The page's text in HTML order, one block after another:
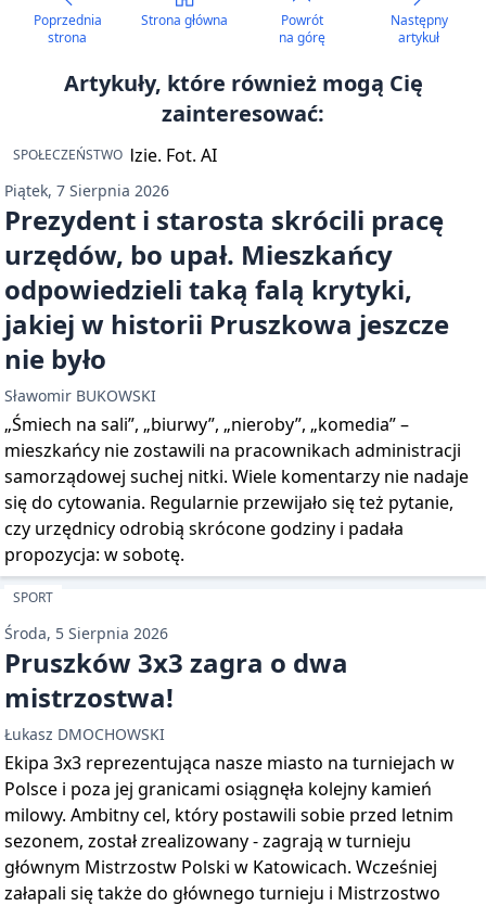
Poprzednia
strona
Strona główna
Powrót
na górę
Następny
artykuł
Artykuły, które również mogą Cię
zainteresować:
SPOŁECZEŃSTWO
Piątek, 7 Sierpnia 2026
Prezydent i starosta skrócili pracę
urzędów, bo upał. Mieszkańcy
odpowiedzieli taką falą krytyki,
jakiej w historii Pruszkowa jeszcze
nie było
Sławomir BUKOWSKI
„Śmiech na sali”, „biurwy”, „nieroby”, „komedia” –
mieszkańcy nie zostawili na pracownikach administracji
samorządowej suchej nitki. Wiele komentarzy nie nadaje
się do cytowania. Regularnie przewijało się też pytanie,
czy urzędnicy odrobią skrócone godziny i padała
propozycja: w sobotę.
SPORT
Środa, 5 Sierpnia 2026
Pruszków 3x3 zagra o dwa
mistrzostwa!
Łukasz DMOCHOWSKI
Ekipa 3x3 reprezentująca nasze miasto na turniejach w
Polsce i poza jej granicami osiągnęła kolejny kamień
milowy. Ambitny cel, który postawili sobie przed letnim
sezonem, został zrealizowany - zagrają w turnieju
głównym Mistrzostw Polski w Katowicach. Wcześniej
załapali się także do głównego turnieju i Mistrzostwo